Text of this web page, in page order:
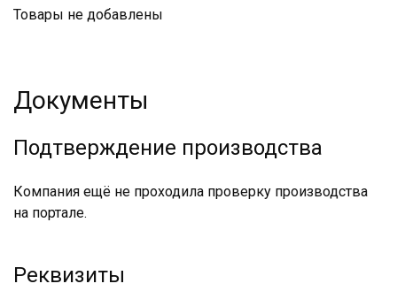
Товары не добавлены
Документы
Подтверждение производства
Компания ещё не проходила проверку производства
на портале.
Реквизиты